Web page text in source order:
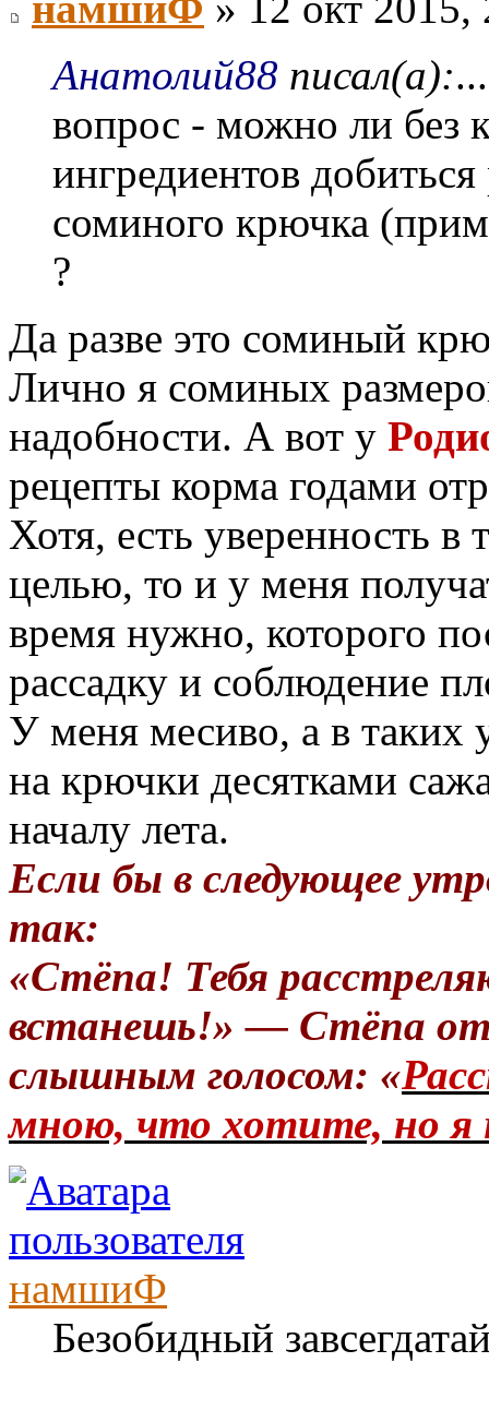
Анатолий88 писал(а):
вопрос - можно ли без
ингредиентов
соминого крючка
?
Да разве это соминый
Лично я соминых
надобности. А вот у
рецепты корма годами
Хотя, есть уверенность в
целью, то и у меня
время нужно, которого
рассадку и соблюдение
У меня месиво, а в таких
на крючки десятками
началу лета.
Если бы в следующее
так:
«Стёпа! Тебя
встанешь!» — Стёпа
слышным голосом: «
мною, что хотите, но я
намшиФ
Безобидный